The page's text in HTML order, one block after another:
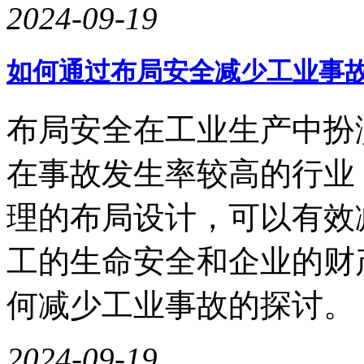
2024-09-19
如何通过布局安全减少工业事
布局安全在工业生产中
在事故发生率较高的行
理的布局设计，可以有
工的生命安全和企业的
何减少工业事故的探讨。